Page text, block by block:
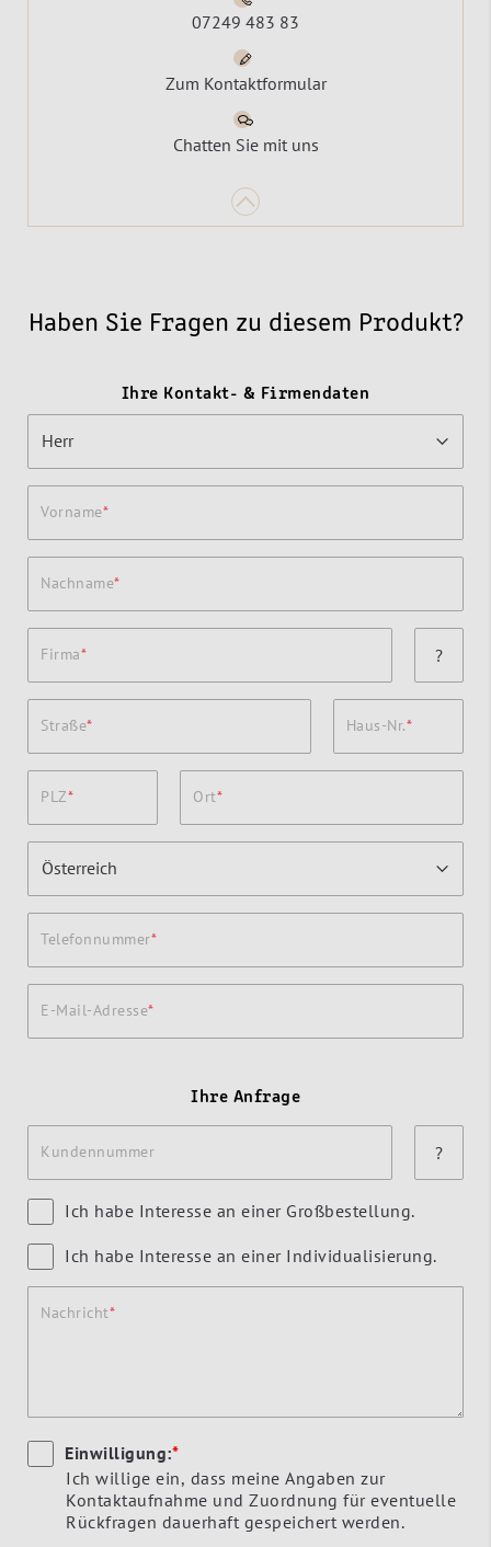
07249 483 83
Zum Kontaktformular
Chatten Sie mit uns
Haben Sie Fragen zu diesem Produkt?
Ihre Kontakt- & Firmendaten
Vorname
Nachname
Firma ?
Straße Haus-Nr.
PLZ Ort
Telefonnummer
E-Mail-Adresse
Ihre Anfrage
Kundennummer ?
Ich habe Interesse an einer Großbestellung.
Ich habe Interesse an einer Individualisierung.
Nachricht
Einwilligung:*
Ich willige ein, dass meine Angaben zur
Kontaktaufnahme und Zuordnung für eventuelle
Rückfragen dauerhaft gespeichert werden.